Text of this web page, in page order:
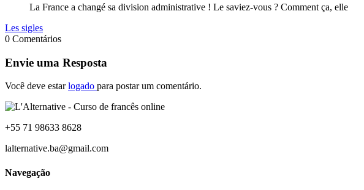
La France a changé sa division administrative ! Le saviez-vous ? Comment ça, elle
Les sigles
0 Comentários
Envie uma Resposta
Você deve estarlogado para postar um comentário.
+55 71 98633 8628
lalternative.ba@gmail.com
Navegação